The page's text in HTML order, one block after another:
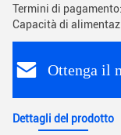
Termini di
Capacità di
Ottenga il
Dettagli del prodotto